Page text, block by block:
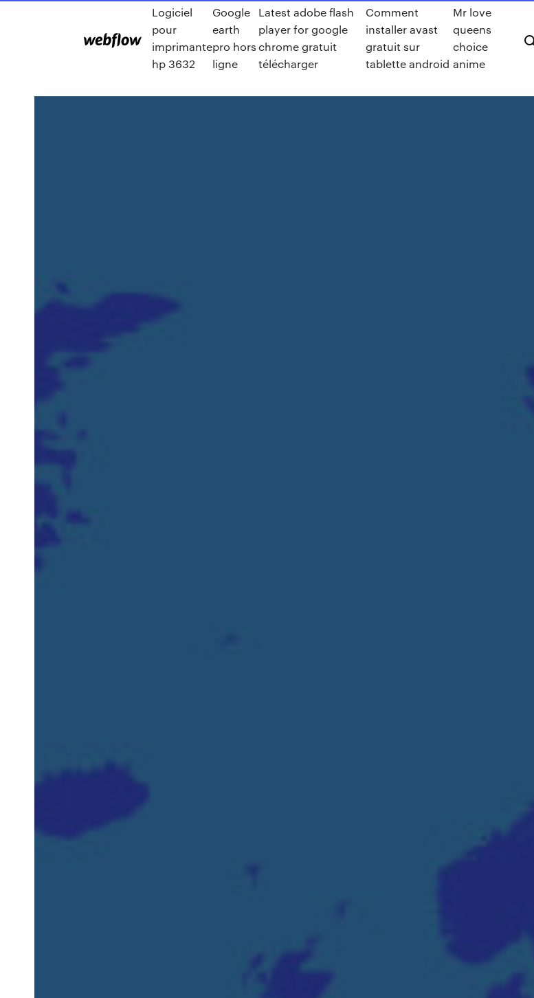
Logiciel
pour
imprimante
hp 3632
Google
earth
pro hors
ligne
Latest adobe flash
player for google
chrome gratuit
télécharger
Comment
installer avast
gratuit sur
tablette android
Mr love
queens
choice
anime